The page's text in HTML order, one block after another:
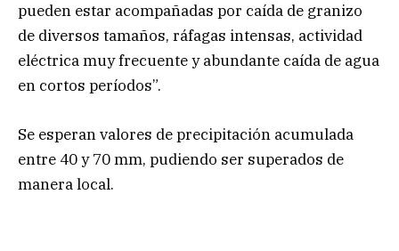
pueden estar acompañadas por caída de granizo
de diversos tamaños, ráfagas intensas, actividad
eléctrica muy frecuente y abundante caída de agua
en cortos períodos”.
Se esperan valores de precipitación acumulada
entre 40 y 70 mm, pudiendo ser superados de
manera local.